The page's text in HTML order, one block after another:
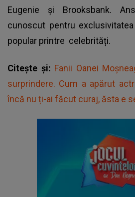
Eugenie și Brooksbank.
cunoscut pentru
popular printre celebrități.
Citește și: Fanii Oanei
surprindere. Cum a apărut
încă nu ți-ai făcut curaj, ăsta e